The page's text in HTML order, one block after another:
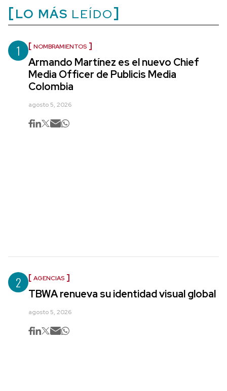
LO MÁS LEÍDO
1 NOMBRAMIENTOS
Armando Martínez es el nuevo Chief
Media Officer de Publicis Media
Colombia
agosto 5, 2026
2 AGENCIAS
TBWA renueva su identidad visual global
agosto 5, 2026